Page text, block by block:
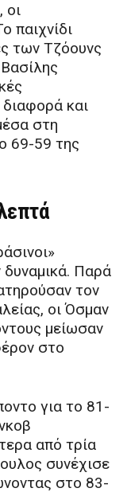
οι
παιχνίδι
των Τζόουνς
και
στη
69-59 της
Παρά
τον
οι Όσμαν
μείωσαν
στο
για το 81-
από τρία
συνέχισε
στο 83-